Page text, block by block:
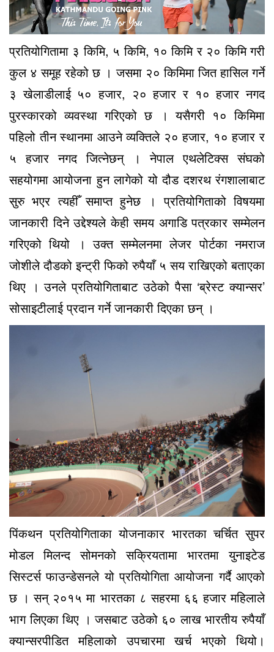
प्रतियोगितामा ३ किमि, ५ किमि, १० किमि र २० किमि गरी
कुल ४ समूह रहेको छ । जसमा २० किमिमा जित हासिल गर्ने
३ खेलाडीलाई ५० हजार, २० हजार र १० हजार नगद
पुरस्कारको व्यवस्था गरिएको छ । यसैगरी १० किमिमा
पहिलो तीन स्थानमा आउने व्यक्तिले २० हजार, १० हजार र
५ हजार नगद जित्नेछन् । नेपाल एथलेटिक्स संघको
सहयोगमा आयोजना हुन लागेको यो दौड दशरथ रंगशालाबाट
सुरु भएर त्यहीँ समाप्त हुनेछ । प्रतियोगिताको विषयमा
जानकारी दिने उद्देश्यले केही समय अगाडि पत्रकार सम्मेलन
गरिएको थियो । उक्त सम्मेलनमा लेजर पोर्टका नमराज
जोशीले दौडको इन्ट्री फिको रुपैयाँ ५ सय राखिएको बताएका
थिए । उनले प्रतियोगिताबाट उठेको पैसा ‘ब्रेस्ट क्यान्सर’
सोसाइटीलाई प्रदान गर्ने जानकारी दिएका छन् ।
पिंकथन प्रतियोगिताका योजनाकार भारतका चर्चित सुपर
मोडल मिलन्द सोमनको सक्रियतामा भारतमा युनाइटेड
सिस्टर्स फाउन्डेसनले यो प्रतियोगिता आयोजना गर्दै आएको
छ । सन् २०१५ मा भारतका ८ सहरमा ६६ हजार महिलाले
भाग लिएका थिए । जसबाट उठेको ६० लाख भारतीय रुपैयाँ
क्यान्सरपीडित महिलाको उपचारमा खर्च भएको थियो।